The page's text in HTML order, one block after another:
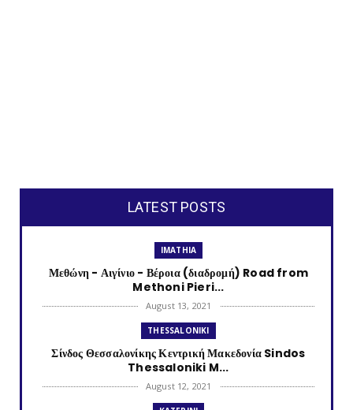
LATEST POSTS
IMATHIA
Μεθώνη - Αιγίνιο - Βέροια (διαδρομή) Road from
Methoni Pieri...
August 13, 2021
THESSALONIKI
Σίνδος Θεσσαλονίκης Κεντρική Μακεδονία Sindos
Thessaloniki M...
August 12, 2021